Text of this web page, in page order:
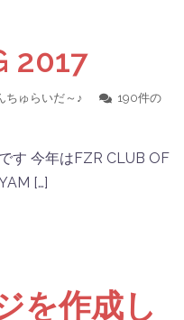
2017
ちゅらいだ～♪
190件の
す 今年はFZR CLUB OF
[…]
を作成し